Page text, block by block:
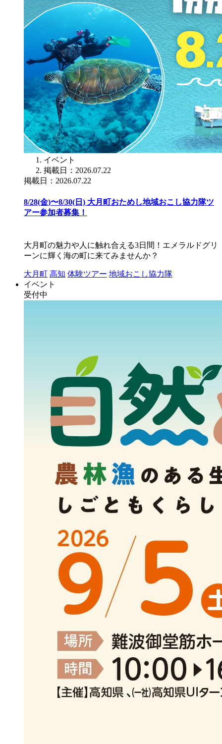
イベント
掲載日：2026.07.22
掲載日：2026.07.22
8/28(金)〜8/30(日) 大月町おためし地域おこし協力隊ツ
アー参加者募集！
大月町の魅力や人に触れ合える3日間！エメラルドグリ
ーンに輝く海の町に来てみませんか？
大月町 高知 体験ツアー 地域おこし協力隊
イベント
受付中